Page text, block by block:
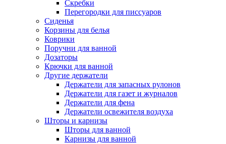
Скребки
Перегородки для писсуаров
Сиденья
Корзины для белья
Коврики
Поручни для ванной
Дозаторы
Крючки для ванной
Другие держатели
Держатели для запасных рулонов
Держатели для газет и журналов
Держатели для фена
Держатели освежителя воздуха
Шторы и карнизы
Шторы для ванной
Карнизы для ванной